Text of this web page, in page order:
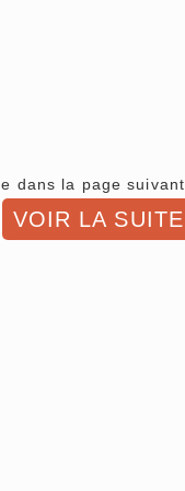
dans la page
VOIR LA SUITE